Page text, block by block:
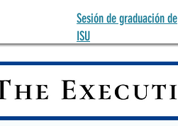
Sesión de graduación de
ISU